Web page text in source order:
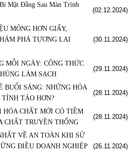
Mật Đằng Sau Màn Trình
(02.12.2024)
MỎNG HƠN GIẤY,
PHÁ TƯƠNG LAI
(30.11.2024)
MỖI NGÀY: CÔNG THỨC
LÀM SẠCH
(29.11.2024)
BUỔI SÁNG: NHỮNG HÓA
TÁO HƠN?
(28.11.2024)
CHẤT MỚI CÓ TIỀM
CHẤT TRUYỀN THỐNG
(28.11.2024)
VỀ AN TOÀN KHI SỬ
ĐIỀU DOANH NGHIỆP
(26.11.2024)